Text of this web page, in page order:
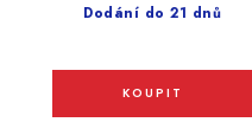
Dodání do 21 dnů